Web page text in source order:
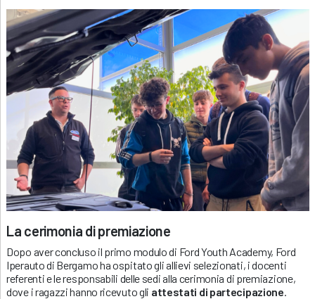
La cerimonia di premiazione
Dopo aver concluso il primo modulo di Ford Youth Academy, Ford
Iperauto di Bergamo ha ospitato gli allievi selezionati, i docenti
referenti e le responsabili delle sedi alla cerimonia di premiazione,
dove i ragazzi hanno ricevuto gli attestati di partecipazione.